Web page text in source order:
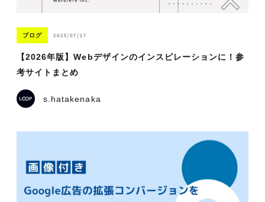
ブログ 2025/07/17
【2026年版】Webデザインのインスピレーションに！参
考サイトまとめ
s.hatakenaka